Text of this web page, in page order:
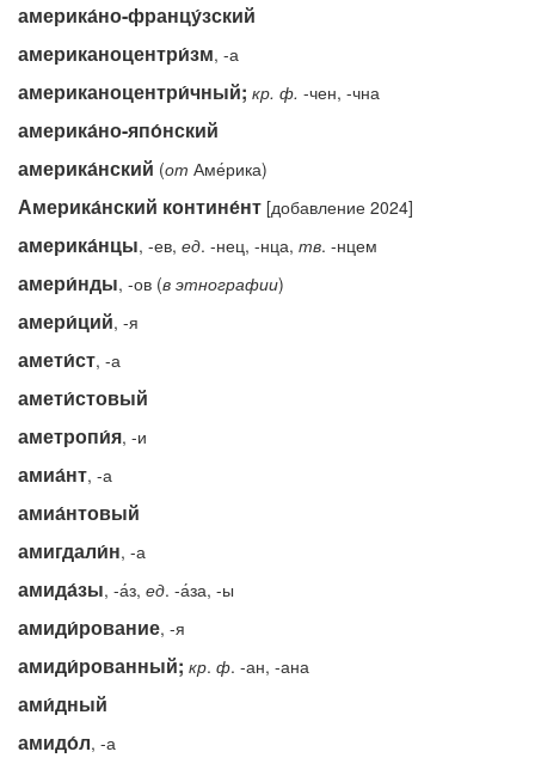
америка́но-францу́зский
американоцентри́зм, -а
американоцентри́чный; кр. ф. -чен, -чна
америка́но-япо́нский
америка́нский (от Аме́рика)
Америка́нский контине́нт [добавление 2024]
америка́нцы, -ев, ед. -нец, -нца, тв. -нцем
амери́нды, -ов (в этнографии)
амери́ций, -я
амети́ст, -а
амети́стовый
аметропи́я, -и
амиа́нт, -а
амиа́нтовый
амигдали́н, -а
амида́зы, -а́з, ед. -а́за, -ы
амиди́рование, -я
амиди́рованный; кр. ф. -ан, -ана
ами́дный
амидо́л, -а